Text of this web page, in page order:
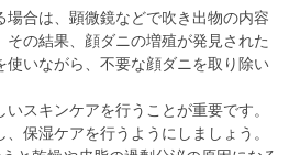
合は、顕微鏡などで吹き出物の内容
の結果、顔ダニの増殖が発見された
使いながら、不要な顔ダニを取り除い
スキンケアを行うことが重要です。
保湿ケアを行うようにしましょう。